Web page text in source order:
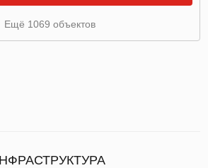
Ещё 1069 объектов